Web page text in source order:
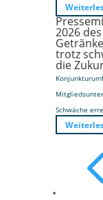
2026 des
trotz
die
Schwäche